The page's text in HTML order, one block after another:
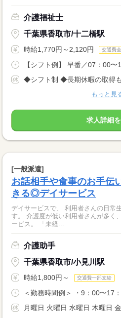
介護福祉士
千葉県香取市/十二橋駅
時給1,770円～2,120円 交通費
【シフト例】 早番／07：00〜
◆シフト制 ◆長期休暇の取得も
もっと見
求人詳細
[一般派遣]
お話相手や食事のお手伝
きる◎デイサービス
デイサービスで、 利用者さんの日常
す。 介護度が低い利用者さんが多く、 身体的な介護が少ないデイサ
ービス。 「未経...
介護助手
千葉県香取市/小見川駅
時給1,800円～ 交通費一部支給
＜勤務時間例＞ ・9：00〜17
月曜日 火曜日 水曜日 木曜日